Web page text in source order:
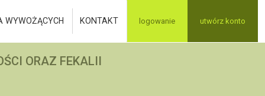
WYWOŻĄCYCH KONTAKT logowanie utwórz konto
ORAZ FEKALII